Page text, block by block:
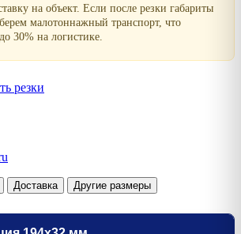
на объект. Если после резки габариты
малотоннажный транспорт, что
30% на логистике.
резки
Доставка Другие размеры